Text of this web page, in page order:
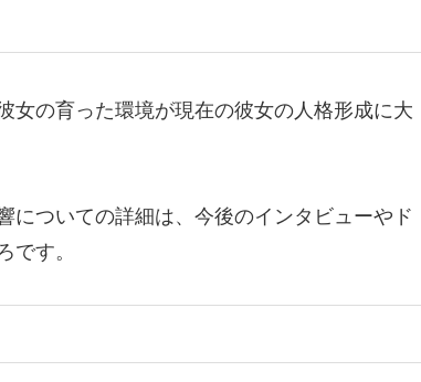
女の育った環境が現在の彼女の人格形成に大
についての詳細は、今後のインタビューやド
です。